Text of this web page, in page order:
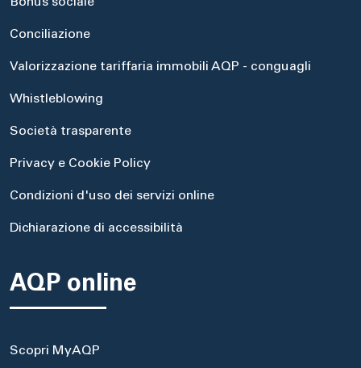
Conciliazione
Valorizzazione tariffaria immobili AQP - conguagli
Whistleblowing
Società trasparente
Privacy e Cookie Policy
Condizioni d'uso dei servizi online
Dichiarazione di accessibilità
AQP online
Scopri MyAQP